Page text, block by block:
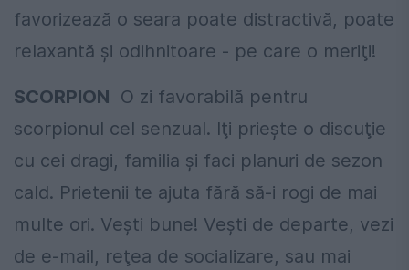
favorizează o seara poate distractivă, poate
relaxantă şi odihnitoare - pe care o meriţi!
SCORPION O zi favorabilă pentru
scorpionul cel senzual. Iţi prieşte o discuţie
cu cei dragi, familia şi faci planuri de sezon
cald. Prietenii te ajuta fără să-i rogi de mai
multe ori. Veşti bune! Veşti de departe, vezi
de e-mail, reţea de socializare, sau mai